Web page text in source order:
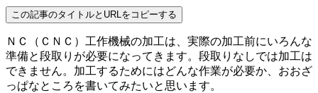
この記事のタイトルとURLをコピーする
ＮＣ（ＣＮＣ）工作機械の加工は、実際の加工前にいろんな
準備と段取りが必要になってきます。段取りなしでは加工は
できません。加工するためにはどんな作業が必要か、おおざ
っぱなところを書いてみたいと思います。